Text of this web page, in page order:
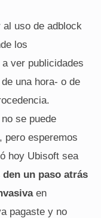
uso de adblock
los
ver publicidades
una hora- o de
se puede
pero esperemos
hoy Ubisoft sea
un paso atrás
en
pagaste y no